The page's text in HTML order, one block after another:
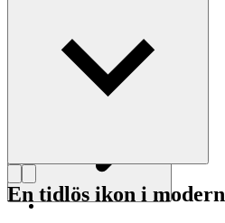
Läs mer om Hans J. Wegner
En tidlös ikon i